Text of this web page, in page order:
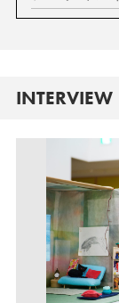
INTERVIEW